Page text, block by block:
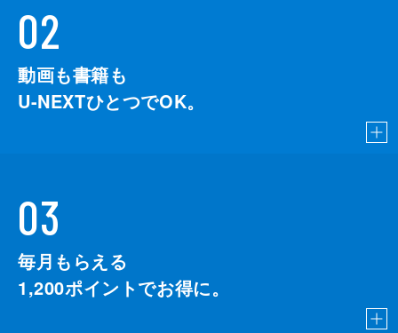
02
動画も書籍も
U-NEXTひとつでOK。
03
毎月もらえる
1,200ポイントでお得に。